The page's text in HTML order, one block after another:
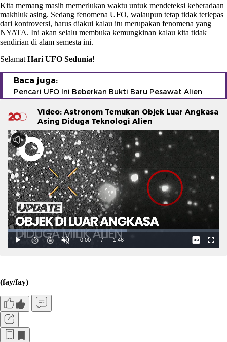
Kita memang masih memerlukan waktu untuk mendeteksi keberadaan
makhluk asing. Sedang fenomena UFO, walaupun tetap tidak terlepas
dari kontroversi, harus diakui kalau itu merupakan fenomena yang
NYATA. Ini akan selalu membuka kemungkinan kalau kita tidak
sendirian di alam semesta ini.
Selamat Hari UFO Sedunia!
Baca juga:
Pencari UFO Ini Beberkan Bukti Baru Pesawat Alien
Video: Astronom Temukan Objek Luar Angkasa
Asing Diduga Teknologi Alien
(fay/fay)